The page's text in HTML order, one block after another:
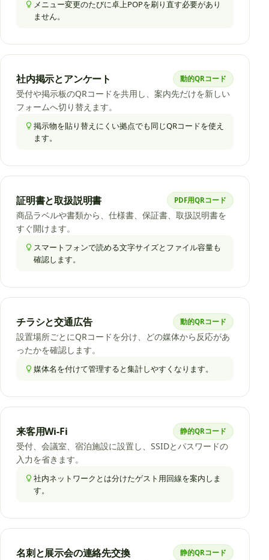
メニュー変更のたびに卓上POPを刷り直す必要があり
ません。
社内掲示とアンケート 動的QRコード
受付や掲示板のQRコードを共用し、案内先だけを新しい
フォームへ切り替えます。
掲示物を貼り替えにくい拠点でも同じQRコードを使え
ます。
証明書と取扱説明書 PDF用QRコード
商品ラベルや書類から、仕様書、保証書、取扱説明書を
すぐ開けます。
スマートフォンで読める文字サイズとファイル容量も
確認します。
チラシと交通広告 動的QRコード
設置場所ごとにQRコードを分け、どの媒体から反応があ
ったかを確認します。
媒体名を付けて管理すると集計しやすくなります。
来客用Wi-Fi 静的QRコード
受付、会議室、宿泊施設に設置し、SSIDとパスワードの
入力を省きます。
社内ネットワークとは分けたゲスト用回線を案内しま
す。
名刺と展示会の連絡先交換 静的QRコード